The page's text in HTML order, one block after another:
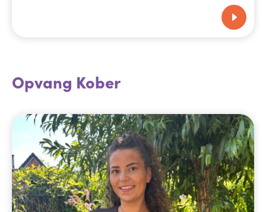
Opvang Kober